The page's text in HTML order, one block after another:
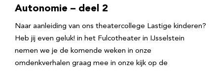
Autonomie – deel 2
Naar aanleiding van ons theatercollege Lastige kinderen?
Heb jij even geluk! in het Fulcotheater in IJsselstein
nemen we je de komende weken in onze
omdenkverhalen graag mee in onze kijk op de